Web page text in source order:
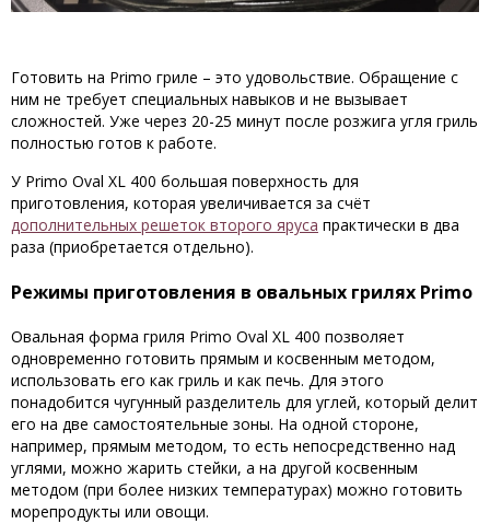
Готовить на Primo гриле – это удовольствие. Обращение с
ним не требует специальных навыков и не вызывает
сложностей. Уже через 20-25 минут после розжига угля гриль
полностью готов к работе.
У Primo Oval XL 400 большая поверхность для
приготовления, которая увеличивается за счёт
дополнительных решеток второго яруса практически в два
раза (приобретается отдельно).
Режимы приготовления в овальных грилях Primo
Овальная форма гриля Primo Oval XL 400 позволяет
одновременно готовить прямым и косвенным методом,
использовать его как гриль и как печь. Для этого
понадобится чугунный разделитель для углей, который делит
его на две самостоятельные зоны. На одной стороне,
например, прямым методом, то есть непосредственно над
углями, можно жарить стейки, а на другой косвенным
методом (при более низких температурах) можно готовить
морепродукты или овощи.